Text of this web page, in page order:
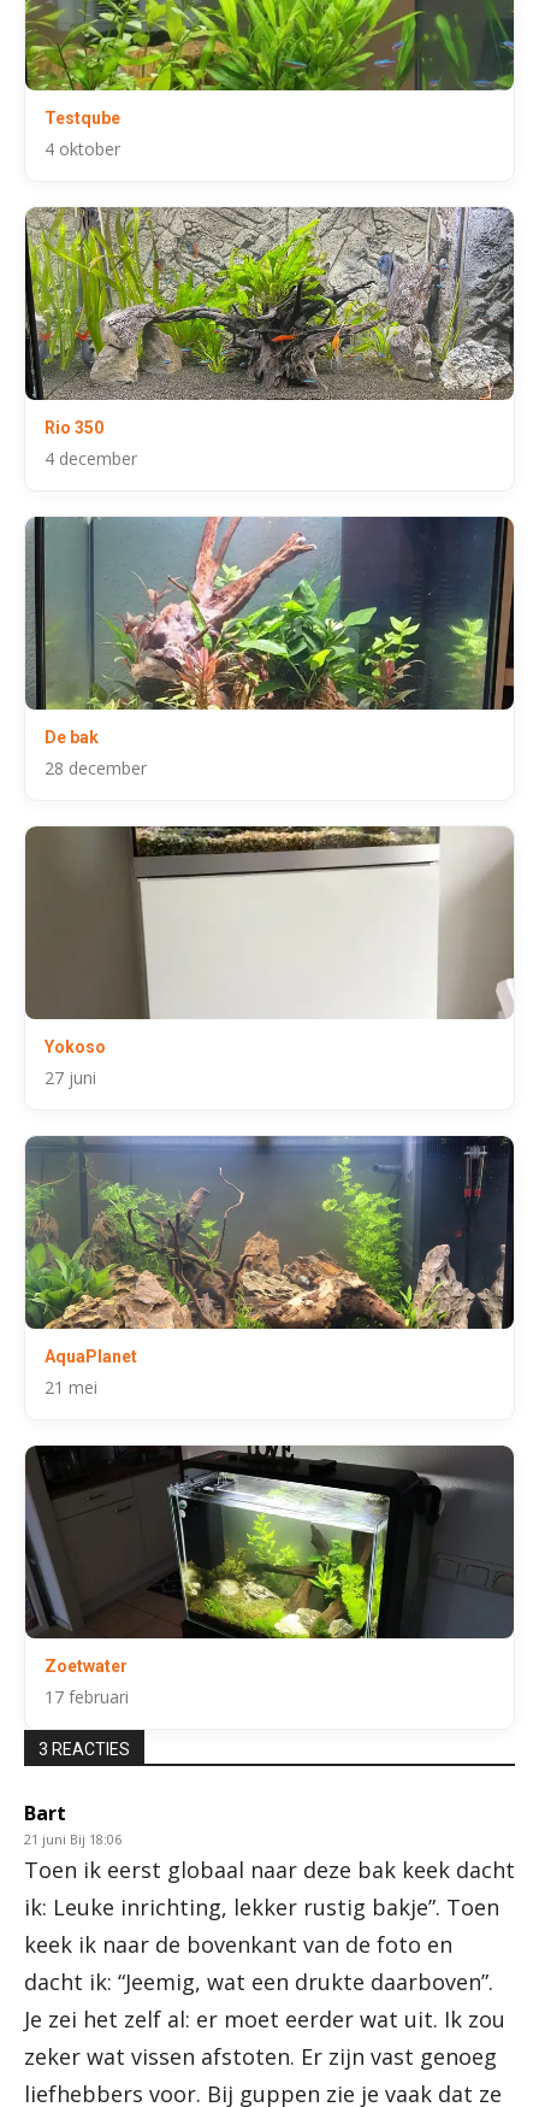
Testqube
4 oktober
Rio 350
4 december
De bak
28 december
Yokoso
27 juni
AquaPlanet
21 mei
Zoetwater
17 februari
3 REACTIES
Bart
21 juni Bij 18:06
Toen ik eerst globaal naar deze bak keek dacht
ik: Leuke inrichting, lekker rustig bakje”. Toen
keek ik naar de bovenkant van de foto en
dacht ik: “Jeemig, wat een drukte daarboven”.
Je zei het zelf al: er moet eerder wat uit. Ik zou
zeker wat vissen afstoten. Er zijn vast genoeg
liefhebbers voor. Bij guppen zie je vaak dat ze